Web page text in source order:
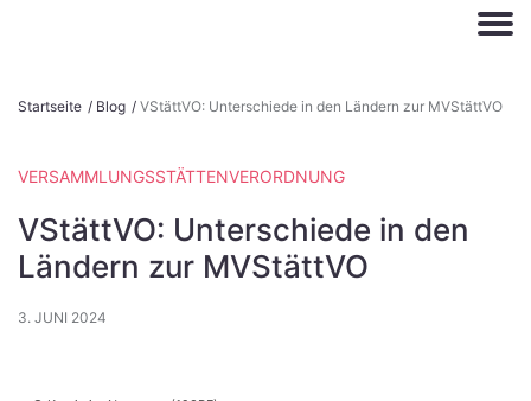
Startseite / Blog / VStättVO: Unterschiede in den Ländern zur MVStättVO
VERSAMMLUNGSSTÄTTENVERORDNUNG
VStättVO: Unterschiede in den
Ländern zur MVStättVO
3. JUNI 2024